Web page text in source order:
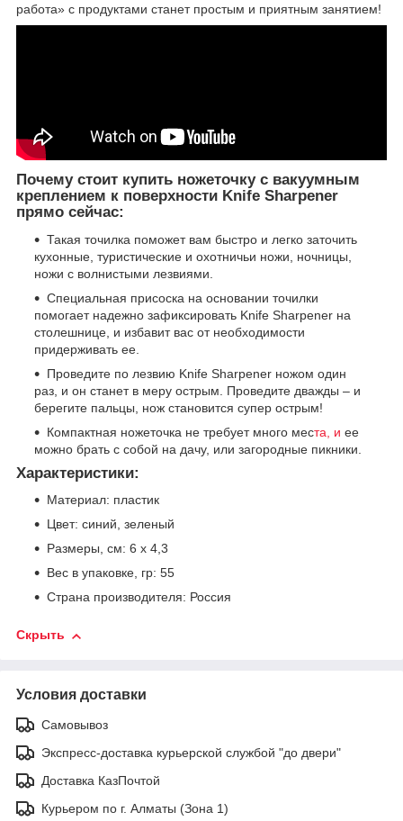
работа» с продуктами станет простым и приятным занятием!
Почему стоит купить ножеточку с вакуумным
креплением к поверхности Knife Sharpener
прямо сейчас:
Такая точилка поможет вам быстро и легко заточить
кухонные, туристические и охотничьи ножи, ночницы,
ножи с волнистыми лезвиями.
Специальная присоска на основании точилки
помогает надежно зафиксировать Knife Sharpener на
столешнице, и избавит вас от необходимости
придерживать ее.
Проведите по лезвию Knife Sharpener ножом один
раз, и он станет в меру острым. Проведите дважды – и
берегите пальцы, нож становится супер острым!
Компактная ножеточка не требует много места, и ее
можно брать с собой на дачу, или загородные пикники.
Характеристики:
Материал: пластик
Цвет: синий, зеленый
Размеры, см: 6 х 4,3
Вес в упаковке, гр: 55
Страна производителя: Россия
Скрыть
Условия доставки
Самовывоз
Экспресс-доставка курьерской службой "до двери"
Доставка КазПочтой
Курьером по г. Алматы (Зона 1)